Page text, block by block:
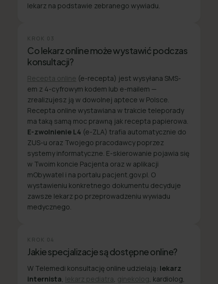
lekarz na podstawie zebranego wywiadu.
KROK 03
Co lekarz online może wystawić podczas
konsultacji?
Recepta online (e-recepta) jest wysyłana SMS-
em z 4-cyfrowym kodem lub e-mailem —
zrealizujesz ją w dowolnej aptece w Polsce.
Recepta online wystawiana w trakcie teleporady
ma taką samą moc prawną jak recepta papierowa.
E-zwolnienie L4 (e-ZLA) trafia automatycznie do
ZUS-u oraz Twojego pracodawcy poprzez
systemy informatyczne. E-skierowanie pojawia się
w Twoim koncie Pacjenta oraz w aplikacji
mObywatel i na portalu pacjent.gov.pl. O
wystawieniu konkretnego dokumentu decyduje
zawsze lekarz po przeprowadzeniu wywiadu
medycznego.
KROK 04
Jakie specjalizacje są dostępne online?
W Telemedi konsultację online udzielają: lekarz
internista lekarz pediatra ginekolog , kardiolog,